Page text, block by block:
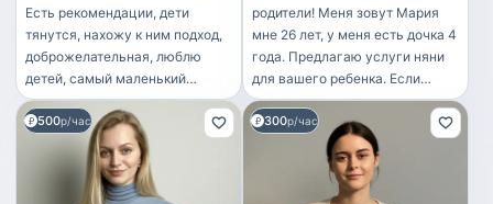
Есть рекомендации, дети
тянутся, нахожу к ним подход,
доброжелательная, люблю
детей, самый маленький
ребёнок с которым сидела
было 1,5 месяца,
ответственная, пунктуальная,
коммуникабельная, учу детей
самостоятельности, готовим
родители! Меня зовут Мария
мне 26 лет, у меня есть дочка 4
года. Предлагаю услуги няни
для вашего ребенка. Если
нужен перерыв на попить кофе,
передышка, помощь или вы
работающая мама и вам нужен
человек на подхват я имею
огромное желание вам помочь!
500р/час 300р/час